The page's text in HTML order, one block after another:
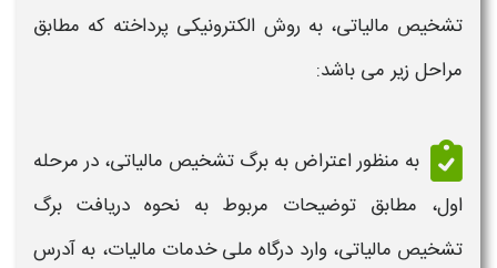
تشخیص مالیاتی، به روش الکترونیکی پرداخته که مطابق
مراحل زیر می باشد:
به منظوراعتراض به برگ تشخیص مالیاتی، در مرحله
اول، مطابق توضیحات مربوط بهنحوه دریافت برگ
تشخیص مالیاتی،وارد درگاه ملی خدمات مالیات، به آدرس